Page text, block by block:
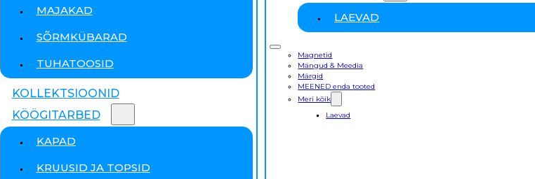
MAJAKAD
SÕRMKÜBARAD
TUHATOOSID
KOLLEKTSIOONID
KÖÖGITARBED
KAPAD
KRUUSID JA TOPSID
LAEVAD
Magnetid
Mängud & Meedia
Märgid
MEENED enda tooted
Meri kõik
Laevad